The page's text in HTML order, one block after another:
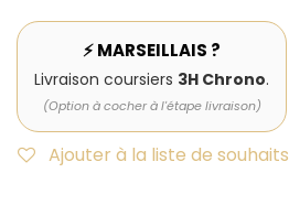
⚡ MARSEILLAIS ?
Livraison coursiers 3H Chrono.
(Option à cocher à l'étape livraison)
Ajouter à la liste de souhaits